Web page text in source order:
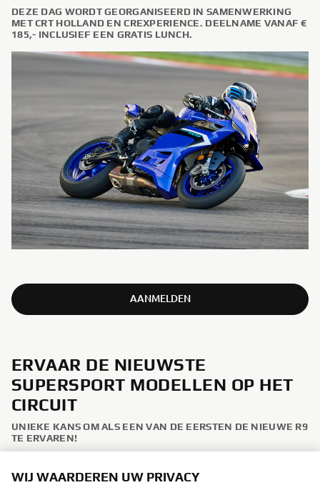
DEZE DAG WORDT GEORGANISEERD IN SAMENWERKING
MET CRT HOLLAND EN CREXPERIENCE. DEELNAME VANAF €
185,- INCLUSIEF EEN GRATIS LUNCH.
AANMELDEN
ERVAAR DE NIEUWSTE
SUPERSPORT MODELLEN OP HET
CIRCUIT
UNIEKE KANS OM ALS EEN VAN DE EERSTEN DE NIEUWE R9
TE ERVAREN!
Tijdens de Yamaha Track Days, op het TT Circuit in Assen,
WIJ WAARDEREN UW PRIVACY